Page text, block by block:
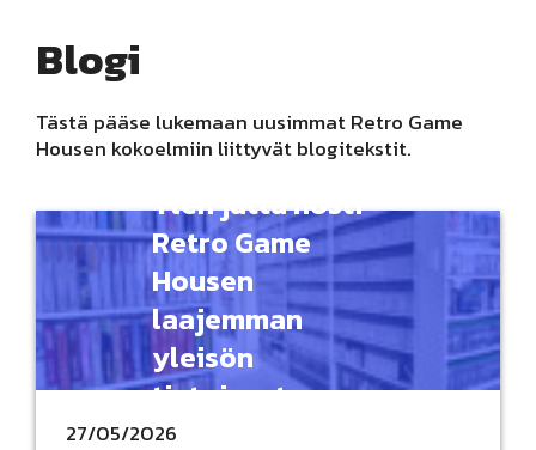
Blogi
Tästä pääse lukemaan uusimmat Retro Game
Housen kokoelmiin liittyvät blogitekstit.
Ylen juttu nosti
Retro Game
Housen
laajemman
yleisön
tietoisuuteen
27/05/2026